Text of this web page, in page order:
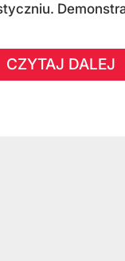
CZYTAJ DALEJ